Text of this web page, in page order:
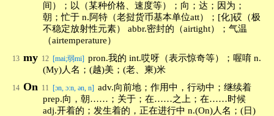
间）；以（某种价格、速度等）；向；达；因为；
朝；忙于 n.阿特（老挝货币基本单位att）；[化]砹（极
不稳定放射性元素） abbr.密封的（airtight）；气温
（airtemperature）
13 my 12 [mai;弱mi] pron.我的 int.哎呀（表示惊奇等）；喔唷 n.
(My)人名；(越)美；(老、柬)米
14 On 11 [ɔn, ɔ:n, ən, n] adv.向前地；作用中，行动中；继续着
prep.向，朝……；关于；在……之上；在……时候
adj.开着的；发生着的，正在进行中 n.(On)人名；(日)